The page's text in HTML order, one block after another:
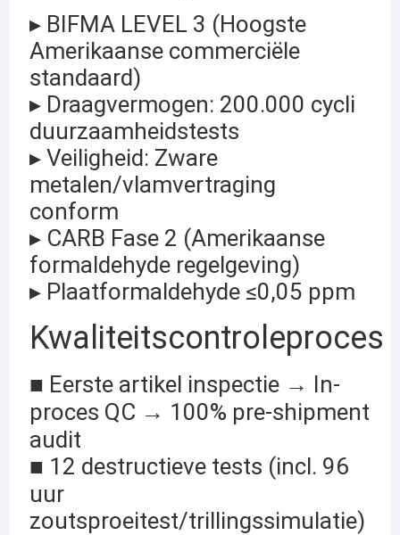
▸ BIFMA LEVEL 3 (Hoogste
Amerikaanse commerciële
standaard)
▸ Draagvermogen: 200.000 cycli
duurzaamheidstests
▸ Veiligheid: Zware
metalen/vlamvertraging
conform
▸ CARB Fase 2 (Amerikaanse
formaldehyde regelgeving)
▸ Plaatformaldehyde ≤0,05 ppm
Kwaliteitscontroleproces
■ Eerste artikel inspectie → In-
proces QC → 100% pre-shipment
audit
■ 12 destructieve tests (incl. 96
uur
zoutsproeitest/trillingssimulatie)